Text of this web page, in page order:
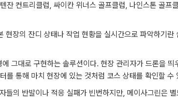
잔 컨트리클럽, 싸이칸 위너스 골프클럽, 나인스톤 골
장의 잔디 상태나 작업 현황을 실시간으로 파악하기
그대로 구현하는 솔루션이다. 현장 관리자가 드론을
통해 마치 현장에 있는 것처럼 코스 상태를 확인할 수
의 반발이나 적응 실패가 빈번하지만, 메이사그린은